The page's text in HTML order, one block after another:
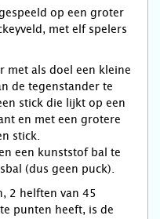
op een groter
met elf spelers
met als doel een kleine
de tegenstander te
stick die lijkt op een
en met een grotere
stick.
een kunststof bal te
(dus geen puck).
2 helften van 45
punten heeft, is de